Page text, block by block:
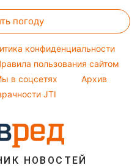
погоду
конфиденциальности
пользования сайтом
в соцсетях
Архив
JTI
НОВОСТЕЙ